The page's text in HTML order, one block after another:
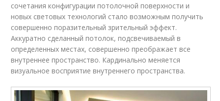
сочетания конфигурации потолочной поверхности и
новых световых технологий стало возможным получить
совершенно поразительный зрительный эффект.
Аккуратно сделанный потолок, подсвечиваемый в
определенных местах, совершенно преображает все
внутреннее пространство. Кардинально меняется
визуальное восприятие внутреннего пространства.